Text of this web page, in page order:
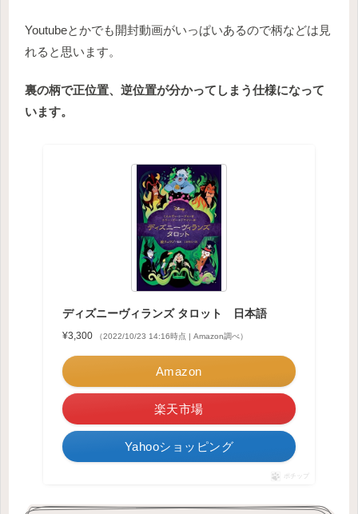
Youtubeとかでも開封動画がいっぱいあるので柄などは見
れると思います。
裏の柄で正位置、逆位置が分かってしまう仕様になって
います。
ディズニーヴィランズ タロット 日本語
¥3,300 （2022/10/23 14:16時点 | Amazon調べ）
Amazon
楽天市場
Yahooショッピング
ポチップ